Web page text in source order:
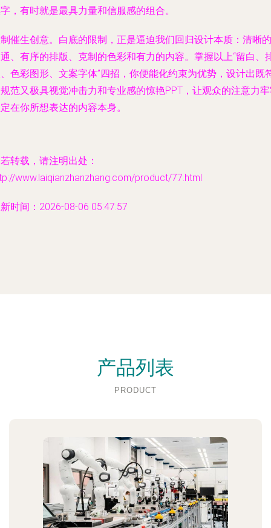
，有时就是最具力量和信服感的组合。
催生创意。白底的限制，正是逼迫我们回归设计本质：清晰的
、有序的排版、克制的色彩和有力的内容。掌握以上“留白、
色彩图形、文案字体”四招，你便能化约束为优势，设计出既
范又极具视觉冲击力和专业感的惊艳PPT，让观众的注意力
在你所想表达的内容本身。
转载，请注明出处：
www.laiqianzhanzhang.com/product/77.html
时间：2026-08-06 05:47:57
产品列表
PRODUCT